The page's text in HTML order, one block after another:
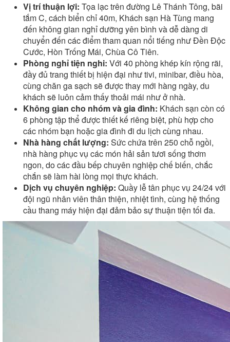
Vị trí thuận lợi: Tọa lạc trên đường Lê Thánh Tông, bãi
tắm C, cách biển chỉ 40m, Khách sạn Hà Tùng mang
đến không gian nghỉ dưỡng yên bình và dễ dàng di
chuyển đến các điểm tham quan nổi tiếng như Đền Độc
Cước, Hòn Trống Mái, Chùa Cô Tiên.
Phòng nghỉ tiện nghi: Với 40 phòng khép kín rộng rãi,
đầy đủ trang thiết bị hiện đại như tivi, minibar, điều hòa,
cùng chăn ga sạch sẽ được thay mới hàng ngày, du
khách sẽ luôn cảm thấy thoải mái như ở nhà.
Không gian cho nhóm và gia đình: Khách sạn còn có
6 phòng tập thể được thiết kế riêng biệt, phù hợp cho
các nhóm bạn hoặc gia đình đi du lịch cùng nhau.
Nhà hàng chất lượng: Sức chứa trên 250 chỗ ngồi,
nhà hàng phục vụ các món hải sản tươi sống thơm
ngon, do các đầu bếp chuyên nghiệp chế biến, chắc
chắn sẽ làm hài lòng mọi thực khách.
Dịch vụ chuyên nghiệp: Quầy lễ tân phục vụ 24/24 với
đội ngũ nhân viên thân thiện, nhiệt tình, cùng hệ thống
cầu thang máy hiện đại đảm bảo sự thuận tiện tối đa.